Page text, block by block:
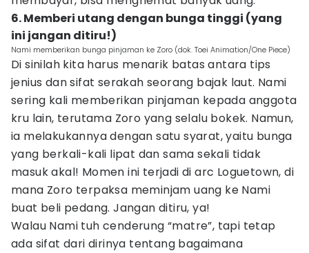
6. Memberi utang dengan bunga tinggi (yang
ini jangan ditiru!)
Nami memberikan bunga pinjaman ke Zoro (dok. Toei Animation/One Piece)
Di sinilah kita harus menarik batas antara tips
jenius dan sifat serakah seorang bajak laut. Nami
sering kali memberikan pinjaman kepada anggota
kru lain, terutama Zoro yang selalu bokek. Namun,
ia melakukannya dengan satu syarat, yaitu bunga
yang berkali-kali lipat dan sama sekali tidak
masuk akal! Momen ini terjadi di arc Loguetown, di
mana Zoro terpaksa meminjam uang ke Nami
buat beli pedang. Jangan ditiru, ya!
Walau Nami tuh cenderung “matre”, tapi tetap
ada sifat dari dirinya tentang bagaimana